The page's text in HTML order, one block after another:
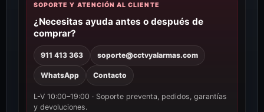
SOPORTE Y ATENCIÓN AL CLIENTE
¿Necesitas ayuda antes o después de
comprar?
911 413 363 soporte@cctvyalarmas.com
WhatsApp Contacto
L-V 10:00–19:00 · Soporte preventa, pedidos, garantías
y devoluciones.